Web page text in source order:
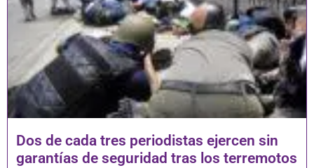
Dos de cada tres periodistas ejercen sin
garantías de seguridad tras los terremotos